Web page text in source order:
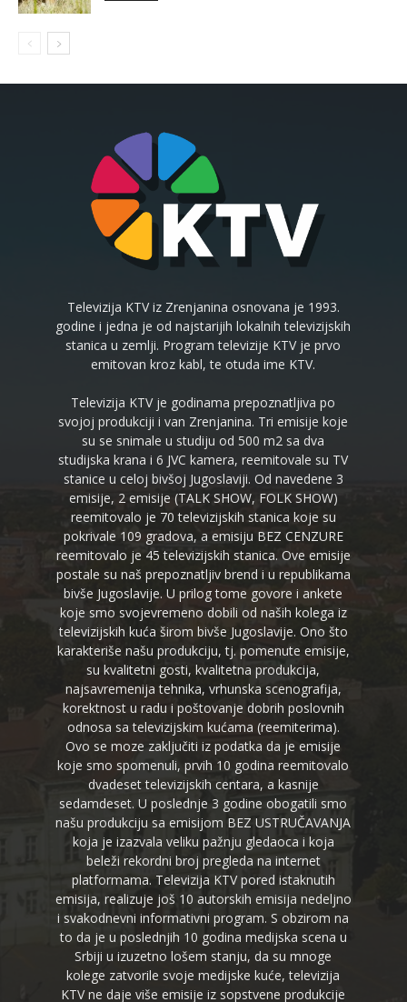
Televizija KTV iz Zrenjanina osnovana je 1993.
godine i jedna je od najstarijih lokalnih televizijskih
stanica u zemlji. Program televizije KTV je prvo
emitovan kroz kabl, te otuda ime KTV.
Televizija KTV je godinama prepoznatljiva po
svojoj produkciji i van Zrenjanina. Tri emisije koje
su se snimale u studiju od 500 m2 sa dva
studijska krana i 6 JVC kamera, reemitovale su TV
stanice u celoj bivšoj Jugoslaviji. Od navedene 3
emisije, 2 emisije (TALK SHOW, FOLK SHOW)
reemitovalo je 70 televizijskih stanica koje su
pokrivale 109 gradova, a emisiju BEZ CENZURE
reemitovalo je 45 televizijskih stanica. Ove emisije
postale su naš prepoznatljiv brend i u republikama
bivše Jugoslavije. U prilog tome govore i ankete
koje smo svojevremeno dobili od naših kolega iz
televizijskih kuća širom bivše Jugoslavije. Ono što
karakteriše našu produkciju, tj. pomenute emisije,
su kvalitetni gosti, kvalitetna produkcija,
najsavremenija tehnika, vrhunska scenografija,
korektnost u radu i poštovanje dobrih poslovnih
odnosa sa televizijskim kućama (reemiterima).
Ovo se moze zaključiti iz podatka da je emisije
koje smo spomenuli, prvih 10 godina reemitovalo
dvadeset televizijskih centara, a kasnije
sedamdeset. U poslednje 3 godine obogatili smo
našu produkciju sa emisijom BEZ USTRUČAVANJA
koja je izazvala veliku pažnju gledaoca i koja
beleži rekordni broj pregleda na internet
platformama. Televizija KTV pored istaknutih
emisija, realizuje još 10 autorskih emisija nedeljno
i svakodnevni informativni program. S obzirom na
to da je u poslednjih 10 godina medijska scena u
Srbiji u izuzetno lošem stanju, da su mnoge
kolege zatvorile svoje medijske kuće, televizija
KTV ne daje više emisije iz sopstvene produkcije